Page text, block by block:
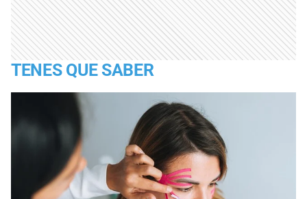
TENES QUE SABER